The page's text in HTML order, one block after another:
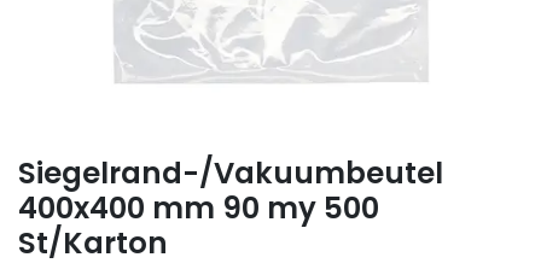
Siegelrand-/Vakuumbeutel
400x400 mm 90 my 500
St/Karton